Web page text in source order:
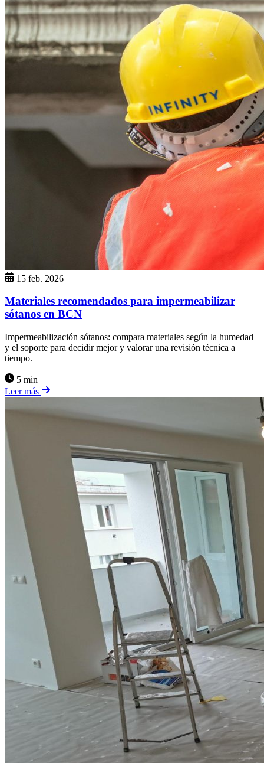
15 feb. 2026
Materiales recomendados para impermeabilizar
sótanos en BCN
Impermeabilización sótanos: compara materiales según la humedad
y el soporte para decidir mejor y valorar una revisión técnica a
tiempo.
5 min
Leer más